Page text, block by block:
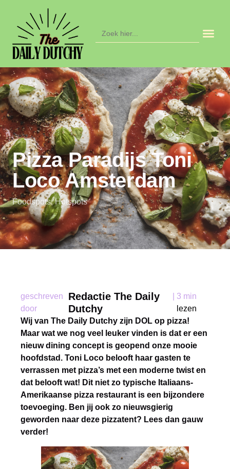
naar:
Pizza Paradijs Toni
Loco Amsterdam
Foodspots,Hotspots
geschreven
door
Redactie The Daily
Dutchy
3 min
lezen
Wij van The Daily Dutchy zijn DOL op pizza!
Maar wat we nog veel leuker vinden is dat er een
nieuw dining concept is geopend onze mooie
hoofdstad. Toni Loco belooft haar gasten te
verrassen met pizza’s met een moderne twist en
dat belooft wat! Dit niet zo typische Italiaans-
Amerikaanse pizza restaurant is een bijzondere
toevoeging. Ben jij ook zo nieuwsgierig
geworden naar deze pizzatent? Lees dan gauw
verder!